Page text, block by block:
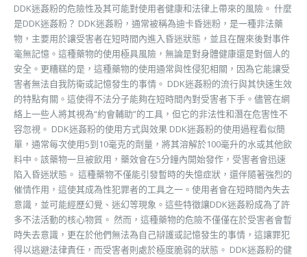
DDK迷姦粉的危險性及其可能對使用者健康和法律上帶來的風險。 什麼
是DDK迷姦粉？ DDK迷姦粉，通常被稱為迪卡昏迷粉，是一種非法藥
物，主要用於讓受害者在短時間內進入昏迷狀態，並且在醒來後對事件
毫無記憶。這種藥物的使用極具風險，無論是對身體健康還是對個人的
安全。更糟糕的是，這種藥物的使用通常與性侵犯相關，因為它能讓受
害者無法自我防衛或記憶發生的事情。 DDK迷姦粉的流行與其快速生效
的特點有關。這使得不法分子能夠在短時間內對受害者下手。儘管在網
絡上一些人將其視為“約會輔助”的工具，但它的非法性和潛在危害性不
容忽視。 DDK迷姦粉的使用方式與效果 DDK迷姦粉的使用過程看似簡
單，通常每次使用5到10毫克的劑量，將其溶解於100毫升的水或其他飲
料中。該藥物一旦被飲用，藥效會在5分鐘內開始發作，受害者會迅速
陷入昏迷狀態。 這種藥物不僅能引發暫時的失憶症狀，還伴隨著強烈的
催情作用，這使其成為性犯罪者的工具之一。使用者會在短時間內失去
意識，並可能經歷幻覺、迷幻等現象。這些特徵讓DDK迷姦粉成為了許
多不法活動的核心物質。 然而，這種藥物的危險不僅僅在於受害者會暫
時失去意識，更在於他們無法為自己辯護或記憶發生的事情，這讓罪犯
得以逃避法律責任，而受害者則處於極度脆弱的狀態。 DDK迷姦粉的健